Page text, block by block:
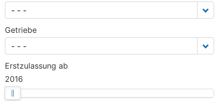
- - -
Getriebe
- - -
Erstzulassung ab
2016